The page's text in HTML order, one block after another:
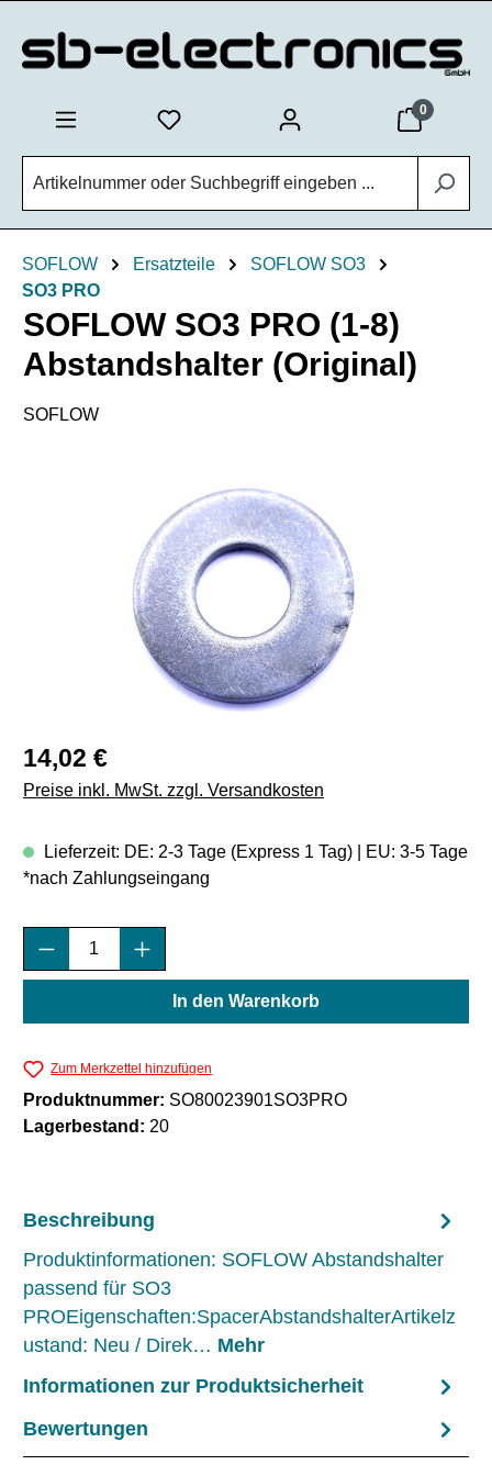
0
SOFLOW Ersatzteile
SOFLOW SO3
SO3 PRO
SOFLOW SO3 PRO (1-8)
Abstandshalter (Original)
SOFLOW
Bildergalerie überspringen
Regulärer Preis:
14,02 €
Preise inkl. MwSt. zzgl. Versandkosten
Lieferzeit: DE: 2-3 Tage (Express 1 Tag) | EU: 3-5 Tage
*nach Zahlungseingang
Produkt Anzahl: Gib den gewünschten
In den Warenkorb
Zum Merkzettel hinzufügen
Produktnummer: SO80023901SO3PRO
Lagerbestand: 20
Beschreibung
Produktinformationen: SOFLOW Abstandshalter
passend für SO3
PROEigenschaften:SpacerAbstandshalterArtikelz
ustand: Neu / Direk… Mehr
Informationen zur Produktsicherheit
Bewertungen